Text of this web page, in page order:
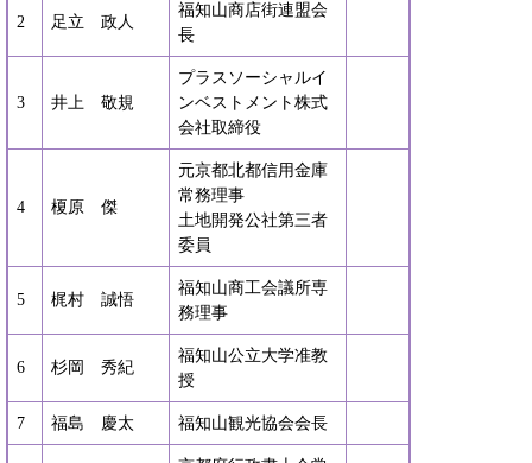
2 足立 政人
福知山商店街連盟会
長
3 井上 敬規
プラスソーシャルイ
ンベストメント株式
会社取締役
4 榎原 傑
元京都北都信用金庫
常務理事
土地開発公社第三者
委員
5 梶村 誠悟
福知山商工会議所専
務理事
6 杉岡 秀紀
福知山公立大学准教
授
7 福島 慶太 福知山観光協会会長